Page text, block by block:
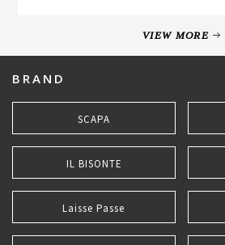
VIEW MORE
BRAND
SCAPA
IL BISONTE
Laisse Passe